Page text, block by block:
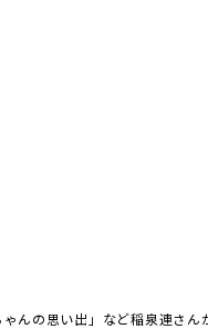
ゃんの思い出」など稲泉連さん